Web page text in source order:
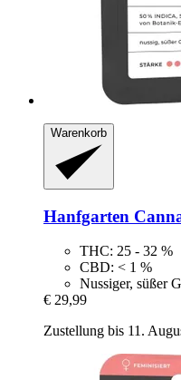
Warenkorb
Hanfgarten
THC: 25 - 32 %
CBD: < 1 %
Nussiger, süßer
€ 29,99
Zustellung bis 11.